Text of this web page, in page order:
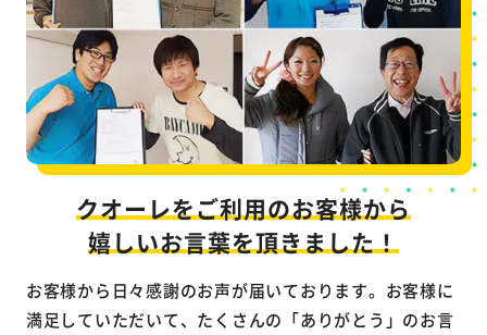
クオーレをご利用のお客様から
嬉しいお言葉を頂きました！
お客様から日々感謝のお声が届いております。お客様に
満足していただいて、たくさんの「ありがとう」のお言